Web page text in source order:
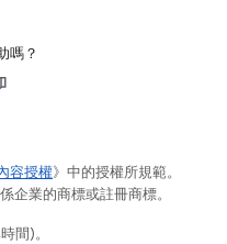
嗎？
容授權》中的授權所規範。
企業的商標或註冊商標。
間)。